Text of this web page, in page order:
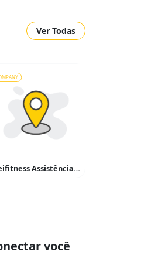
Ver Todas
Neifitness Assistência Técnica Em Esteiras e Equipantos de Ginástica
você